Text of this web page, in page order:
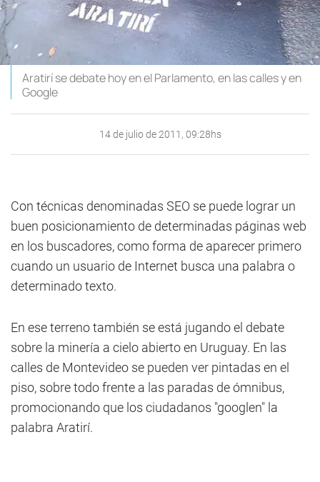
Aratirí se debate hoy en el Parlamento, en las calles y en
Google
14 de julio de 2011, 09:28hs
Con técnicas denominadas SEO se puede lograr un
buen posicionamiento de determinadas páginas web
en los buscadores, como forma de aparecer primero
cuando un usuario de Internet busca una palabra o
determinado texto.
En ese terreno también se está jugando el debate
sobre la minería a cielo abierto en Uruguay. En las
calles de Montevideo se pueden ver pintadas en el
piso, sobre todo frente a las paradas de ómnibus,
promocionando que los ciudadanos "googlen" la
palabra Aratirí.